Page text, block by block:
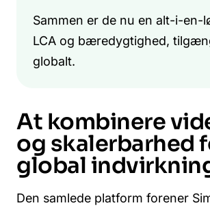
Sammen er de nu en alt-i-en-
LCA og bæredygtighed,
globalt.
At kombinere
og skalerbarhed
global
Den samlede platform forener